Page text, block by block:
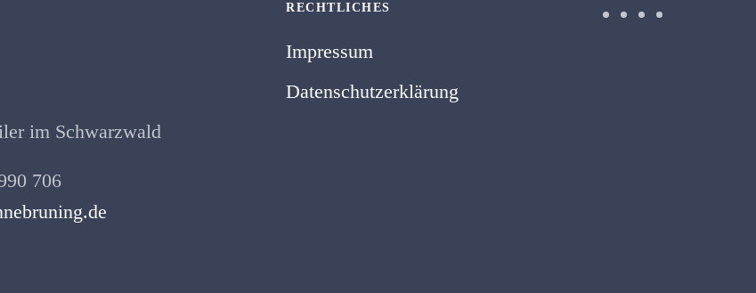
im Schwarzwald
706
RECHTLICHES
Impressum
Datenschutzerklärung